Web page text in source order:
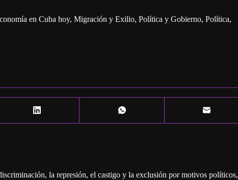
en Cuba hoy, Migración y Exilio, Política y Gobierno, Política,
la represión, el castigo y la exclusión por motivos políticos,